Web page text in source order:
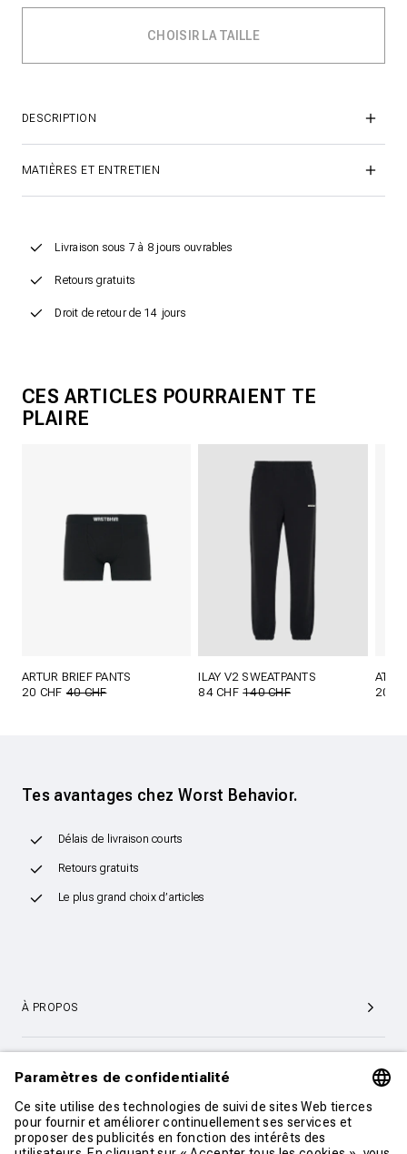
DESCRIPTION
MATIÈRES ET ENTRETIEN
Livraison sous 7 à 8 jours ouvrables
Retours gratuits
Droit de retour de 14 jours
CES ARTICLES POURRAIENT TE
PLAIRE
ARTUR BRIEF PANTS
20 CHF40 CHF
ILAY V2 SWEATPANTS
84 CHF140 CHF
ATTI
20
Tes avantages chez Worst Behavior.
Délais de livraison courts
Retours gratuits
Le plus grand choix d’articles
À PROPOS
CONTACT